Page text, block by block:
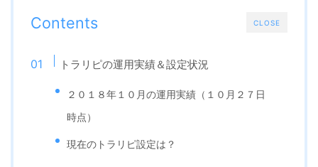
CLOSE
Contents
トラリピの運用実績＆設定状況
２０１８年１０月の運用実績（１０月２７日
時点）
現在のトラリピ設定は？